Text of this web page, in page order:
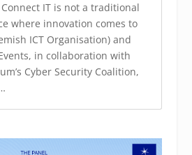
Connect IT is not a traditional
where innovation comes to
ICT Organisation) and
in collaboration with
Cyber Security Coalition,